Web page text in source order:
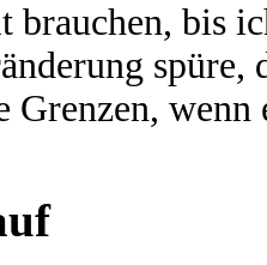
brauchen, bis
Grenzen,